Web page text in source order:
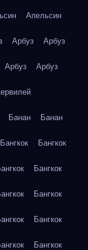
Апельсин
Арбуз Арбуз
Арбуз Арбуз
Банан Банан
Бангкок Бангкок
Бангкок
Бангкок
Бангкок
Бангкок